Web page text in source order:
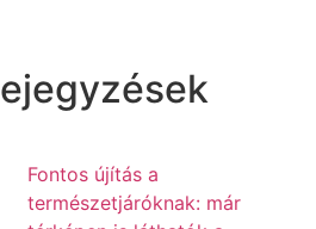
Fontos újítás a
természetjáróknak: már